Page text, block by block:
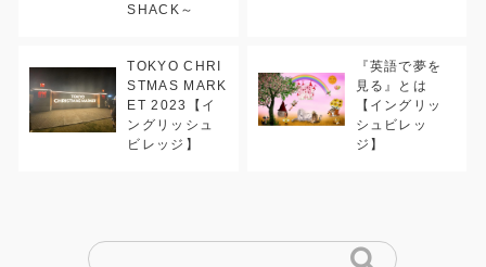
SHACK～
TOKYO CHRI
STMAS MARK
ET 2023【イ
ングリッシュ
ビレッジ】
『英語で夢を
見る』とは
【イングリッ
シュビレッ
ジ】